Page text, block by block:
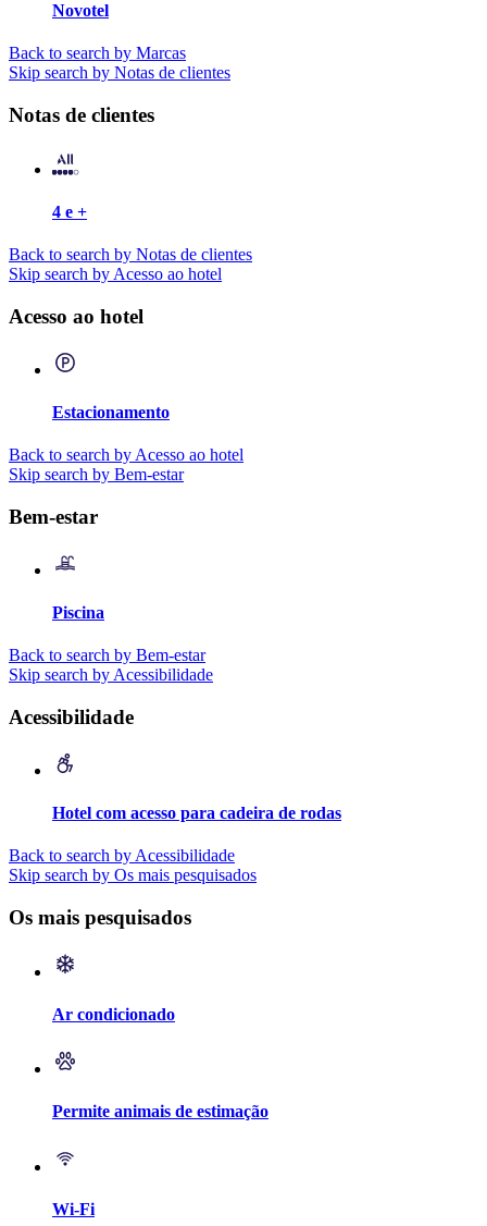
Novotel
Back to search by Marcas
Skip search by Notas de clientes
Notas de clientes
4 e +
Back to search by Notas de clientes
Skip search by Acesso ao hotel
Acesso ao hotel
Estacionamento
Back to search by Acesso ao hotel
Skip search by Bem-estar
Bem-estar
Piscina
Back to search by Bem-estar
Skip search by Acessibilidade
Acessibilidade
Hotel com acesso para cadeira de rodas
Back to search by Acessibilidade
Skip search by Os mais pesquisados
Os mais pesquisados
Ar condicionado
Permite animais de estimação
Wi-Fi